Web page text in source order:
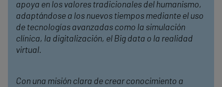
apoya en los valores tradicionales del humanismo,
adaptándose a los nuevos tiempos mediante el uso
de tecnologías avanzadas como la simulación
clínica, la digitalización, el Big data o la realidad
virtual.
Con una misión clara de crear conocimiento a